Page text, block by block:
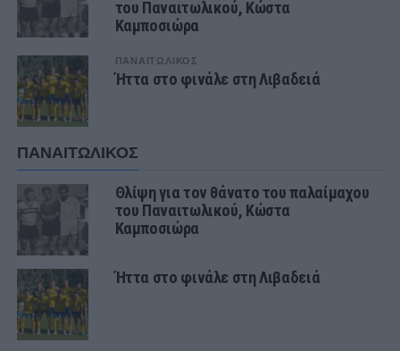
του Παναιτωλικού, Κώστα
Καμποσιώρα
ΠΑΝΑΙΤΩΛΙΚΟΣ
Ήττα στο φινάλε στη Λιβαδειά
ΠΑΝΑΙΤΩΛΙΚΟΣ
Θλίψη για τον θάνατο του παλαίμαχου
του Παναιτωλικού, Κώστα
Καμποσιώρα
Ήττα στο φινάλε στη Λιβαδειά